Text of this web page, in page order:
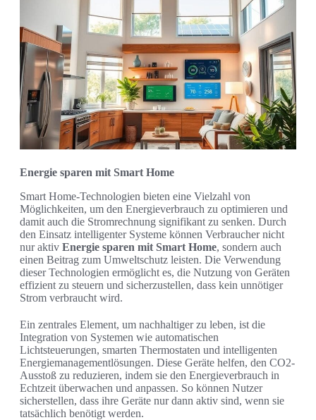
Energie sparen mit Smart Home
Smart Home-Technologien bieten eine Vielzahl von
Möglichkeiten, um den Energieverbrauch zu optimieren und
damit auch die Stromrechnung signifikant zu senken. Durch
den Einsatz intelligenter Systeme können Verbraucher nicht
nur aktiv Energie sparen mit Smart Home, sondern auch
einen Beitrag zum Umweltschutz leisten. Die Verwendung
dieser Technologien ermöglicht es, die Nutzung von Geräten
effizient zu steuern und sicherzustellen, dass kein unnötiger
Strom verbraucht wird.
Ein zentrales Element, um nachhaltiger zu leben, ist die
Integration von Systemen wie automatischen
Lichtsteuerungen, smarten Thermostaten und intelligenten
Energiemanagementlösungen. Diese Geräte helfen, den CO2-
Ausstoß zu reduzieren, indem sie den Energieverbrauch in
Echtzeit überwachen und anpassen. So können Nutzer
sicherstellen, dass ihre Geräte nur dann aktiv sind, wenn sie
tatsächlich benötigt werden.